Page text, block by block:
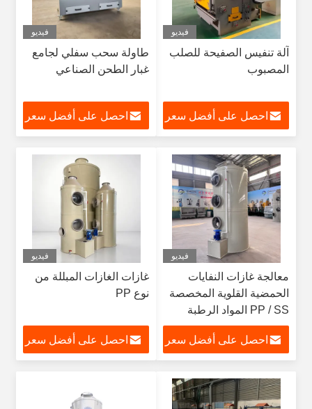
فيديو
آلة تنفيس الصفيحة للصلب
المصبوب
احصل على أفضل سعر
فيديو
طاولة سحب سفلي لجامع
غبار الطحن الصناعي
احصل على أفضل سعر
فيديو
معالجة غازات النفايات
الحمضية القلوية المخصصة
PP / SS المواد الرطبة
المكنسة البرج رش
احصل على أفضل سعر
فيديو
غازات الغازات المبللة من
نوع PP
احصل على أفضل سعر